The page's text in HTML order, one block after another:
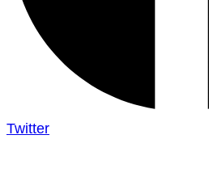
Twitter